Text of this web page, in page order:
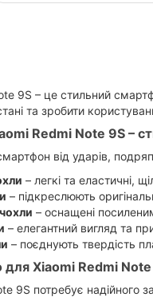
9S – це стильний
та зробити
Redmi Note 9S –
від ударів,
– легкі та еластичні,
– підкреслюють
– оснащені
– елегантний вигляд та
– поєднують твердість
Xiaomi Redmi Note
9S потребує надійного